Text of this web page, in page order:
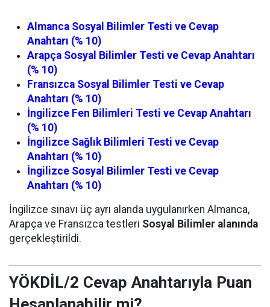
Almanca Sosyal Bilimler Testi ve Cevap
Anahtarı (% 10)
Arapça Sosyal Bilimler Testi ve Cevap Anahtarı
(% 10)
Fransızca Sosyal Bilimler Testi ve Cevap
Anahtarı (% 10)
İngilizce Fen Bilimleri Testi ve Cevap Anahtarı
(% 10)
İngilizce Sağlık Bilimleri Testi ve Cevap
Anahtarı (% 10)
İngilizce Sosyal Bilimler Testi ve Cevap
Anahtarı (% 10)
İngilizce sınavı üç ayrı alanda uygulanırken Almanca,
Arapça ve Fransızca testleri Sosyal Bilimler alanında
gerçekleştirildi.
YÖKDİL/2 Cevap Anahtarıyla Puan